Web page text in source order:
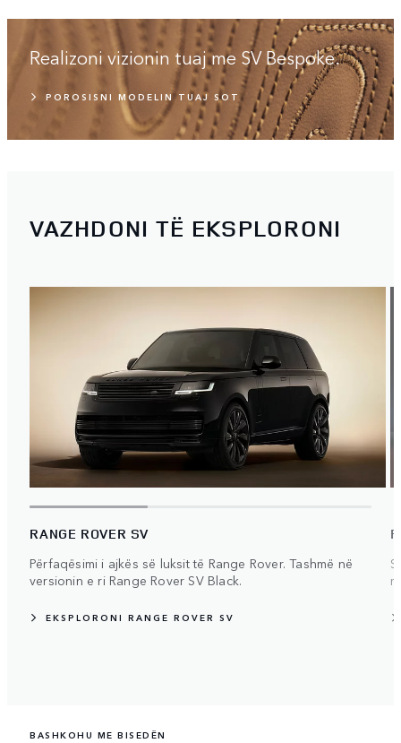
Realizoni vizionin tuaj me SV Bespoke.
POROSISNI MODELIN TUAJ SOT
VAZHDONI TË EKSPLORONI
RANGE ROVER SV
Përfaqësimi i ajkës së luksit të Range Rover. Tashmë në
versionin e ri Range Rover SV Black.
EKSPLORONI RANGE ROVER SV
BASHKOHU ME BISEDËN